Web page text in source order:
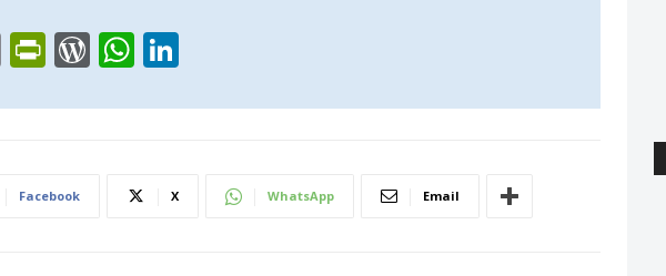
E
ail
Pr
tF
e
W
d
W
at
A
k
Facebook X WhatsApp Email